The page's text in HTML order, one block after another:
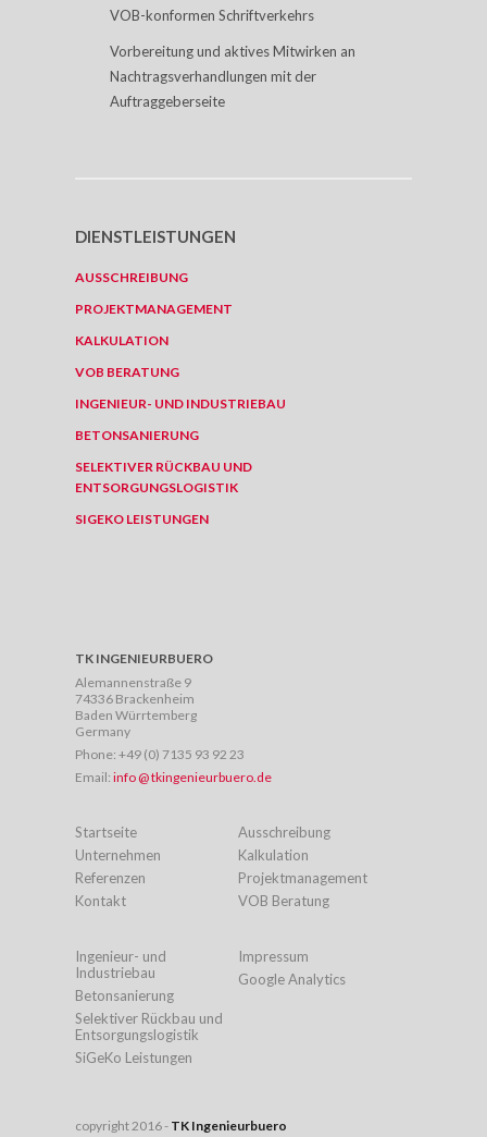
VOB-konformen Schriftverkehrs
Vorbereitung und aktives Mitwirken an
Nachtragsverhandlungen mit der
Auftraggeberseite
DIENSTLEISTUNGEN
AUSSCHREIBUNG
PROJEKTMANAGEMENT
KALKULATION
VOB BERATUNG
INGENIEUR- UND INDUSTRIEBAU
BETONSANIERUNG
SELEKTIVER RÜCKBAU UND
ENTSORGUNGSLOGISTIK
SIGEKO LEISTUNGEN
TK INGENIEURBUERO
Alemannenstraße 9
74336 Brackenheim
Baden Würrtemberg
Germany
Phone: +49 (0) 7135 93 92 23
Email: info @ tkingenieurbuero.de
Startseite
Unternehmen
Referenzen
Kontakt
Ausschreibung
Kalkulation
Projektmanagement
VOB Beratung
Ingenieur- und
Industriebau
Betonsanierung
Selektiver Rückbau und
Entsorgungslogistik
SiGeKo Leistungen
Impressum
Google Analytics
copyright 2016 - TK Ingenieurbuero